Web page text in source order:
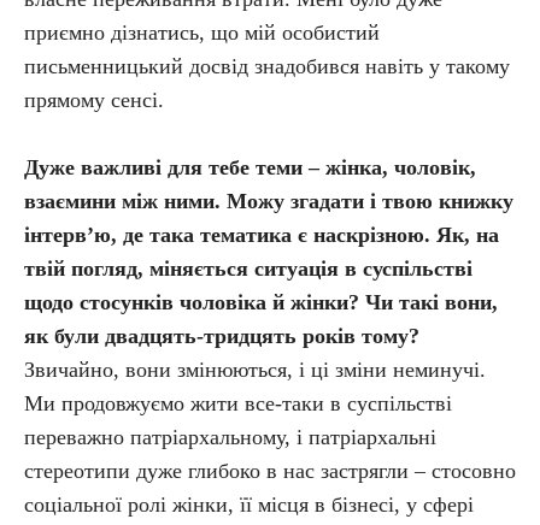
приємно дізнатись, що мій особистий
письменницький досвід знадобився навіть у такому
прямому сенсі.
Дуже важливі для тебе теми – жінка, чоловік,
взаємини між ними. Можу згадати і твою книжку
інтерв’ю, де така тематика є наскрізною. Як, на
твій погляд, міняється ситуація в суспільстві
щодо стосунків чоловіка й жінки? Чи такі вони,
як були двадцять-тридцять років тому?
Звичайно, вони змінюються, і ці зміни неминучі.
Ми продовжуємо жити все-таки в суспільстві
переважно патріархальному, і патріархальні
стереотипи дуже глибоко в нас застрягли – стосовно
соціальної ролі жінки, її місця в бізнесі, у сфері